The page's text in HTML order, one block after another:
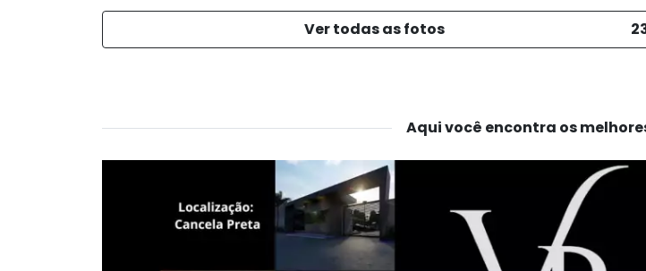
Ver todas as fotos
Aqui você encontra os